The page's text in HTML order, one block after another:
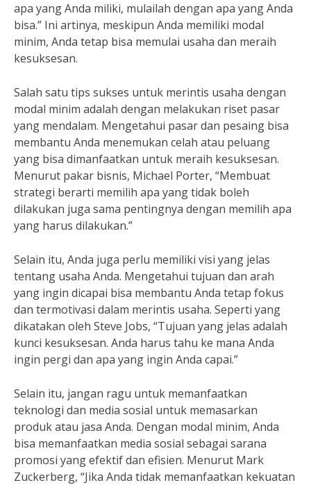
apa yang Anda miliki, mulailah dengan apa yang Anda
bisa.” Ini artinya, meskipun Anda memiliki modal
minim, Anda tetap bisa memulai usaha dan meraih
kesuksesan.
Salah satu tips sukses untuk merintis usaha dengan
modal minim adalah dengan melakukan riset pasar
yang mendalam. Mengetahui pasar dan pesaing bisa
membantu Anda menemukan celah atau peluang
yang bisa dimanfaatkan untuk meraih kesuksesan.
Menurut pakar bisnis, Michael Porter, “Membuat
strategi berarti memilih apa yang tidak boleh
dilakukan juga sama pentingnya dengan memilih apa
yang harus dilakukan.”
Selain itu, Anda juga perlu memiliki visi yang jelas
tentang usaha Anda. Mengetahui tujuan dan arah
yang ingin dicapai bisa membantu Anda tetap fokus
dan termotivasi dalam merintis usaha. Seperti yang
dikatakan oleh Steve Jobs, “Tujuan yang jelas adalah
kunci kesuksesan. Anda harus tahu ke mana Anda
ingin pergi dan apa yang ingin Anda capai.”
Selain itu, jangan ragu untuk memanfaatkan
teknologi dan media sosial untuk memasarkan
produk atau jasa Anda. Dengan modal minim, Anda
bisa memanfaatkan media sosial sebagai sarana
promosi yang efektif dan efisien. Menurut Mark
Zuckerberg, “Jika Anda tidak memanfaatkan kekuatan